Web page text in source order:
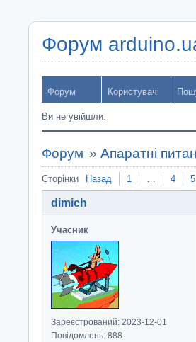
Форум
Форум Користувачі
Ви не увійшли.
Форум » Апаратні
Сторінки Назад 1 … 4 5
dimich
Учасник
Зареєстрований: 2023-12-01
Повідомлень: 888